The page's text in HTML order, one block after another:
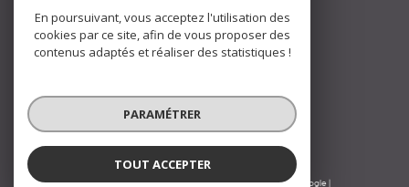
334 rue Nicolas Parent
73000
chambery
© 2026 | Tous droits réservés | Traduction powered by Google |
En poursuivant, vous acceptez l'utilisation des
cookies par ce site, afin de vous proposer des
contenus adaptés et réaliser des statistiques !
PARAMÉTRER
TOUT ACCEPTER